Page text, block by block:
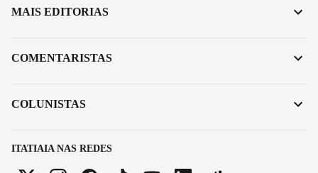
ITATIAIA NAS REDES
MAIS EDITORIAS
COMENTARISTAS
COLUNISTAS